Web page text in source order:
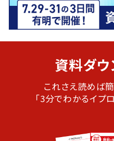
資料ダ
これさえ読めば
「3分でわかるイプ